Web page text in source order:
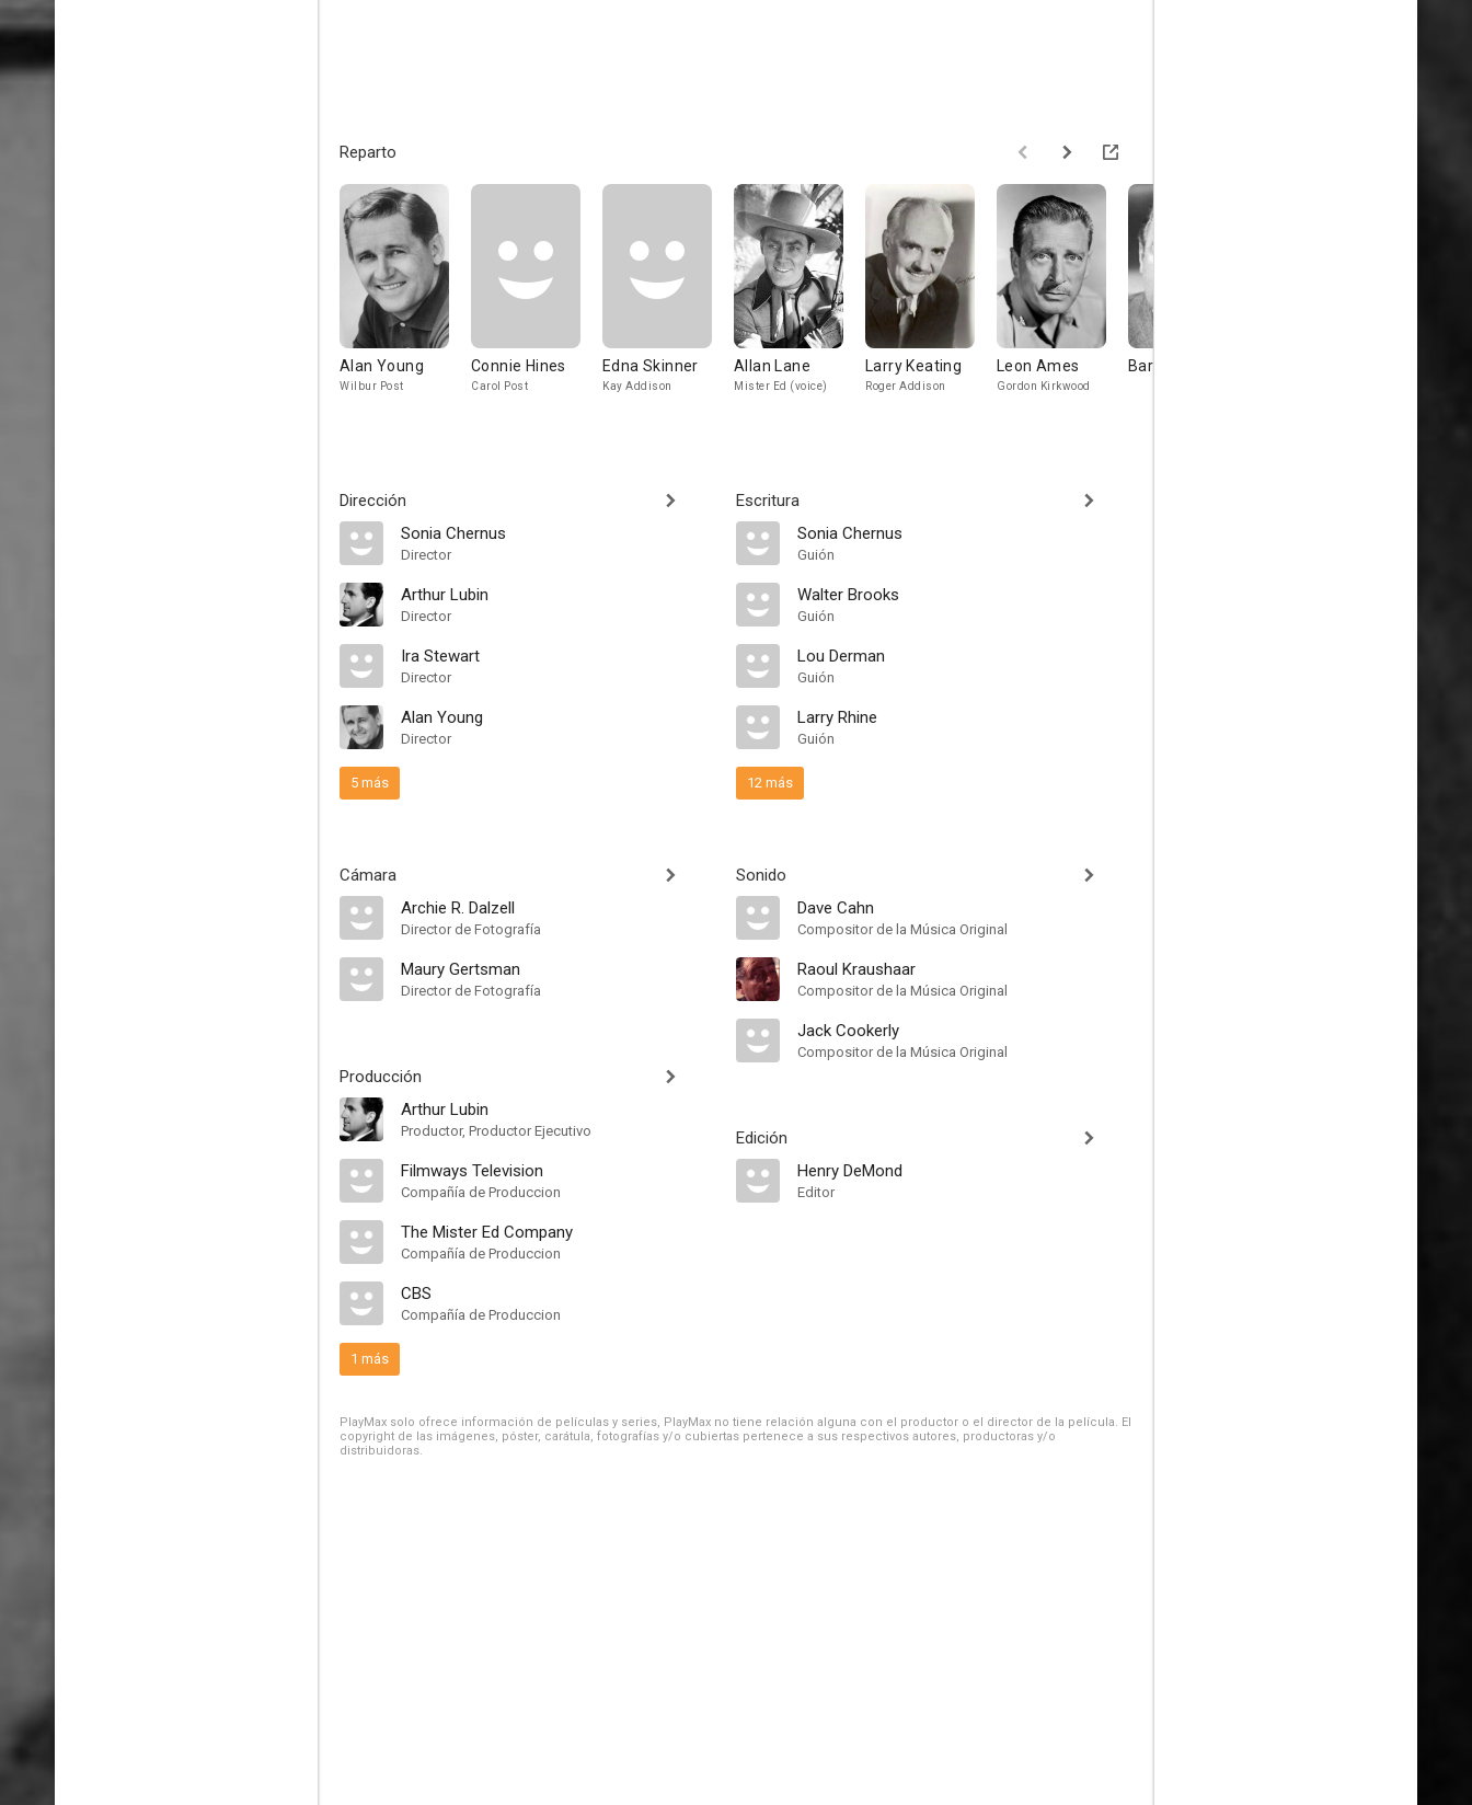
Reparto
Alan Young
Wilbur Post
Connie Hines
Carol Post
Edna Skinner
Kay Addison
Allan Lane
Mister Ed (voice)
Larry Keating
Roger Addison
Leon Ames
Gordon Kirkwood
Barry Kelley
Dirección
Sonia Chernus
Director
Arthur Lubin
Director
Ira Stewart
Director
Alan Young
Director
5 más
Cámara
Archie R. Dalzell
Director de Fotografía
Maury Gertsman
Director de Fotografía
Producción
Arthur Lubin
Productor, Productor Ejecutivo
Filmways Television
Compañía de Produccion
The Mister Ed Company
Compañía de Produccion
CBS
Compañía de Produccion
1 más
Escritura
Sonia Chernus
Guión
Walter Brooks
Guión
Lou Derman
Guión
Larry Rhine
Guión
12 más
Sonido
Dave Cahn
Compositor de la Música Original
Raoul Kraushaar
Compositor de la Música Original
Jack Cookerly
Compositor de la Música Original
Edición
Henry DeMond
Editor
PlayMax solo ofrece información de películas y series, PlayMax no tiene relación alguna con el productor o el director de la película. El
copyright de las imágenes, póster, carátula, fotografías y/o cubiertas pertenece a sus respectivos autores, productoras y/o
distribuidoras.